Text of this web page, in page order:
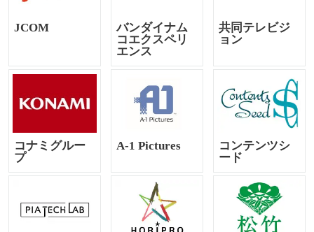
JCOM
バンダイナム
コエクスペリ
エンス
共同テレビジ
ョン
コナミグルー
プ
A-1 Pictures
コンテンツシ
ード